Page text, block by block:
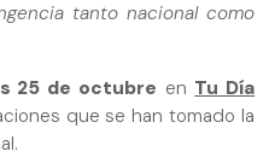
tanto nacional como
25 de octubre en Tu Día
que se han tomado la